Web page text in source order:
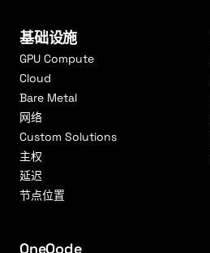
基础设施
GPU Compute
Cloud
Bare Metal
网络
Custom Solutions
主权
延迟
节点位置
OneQode